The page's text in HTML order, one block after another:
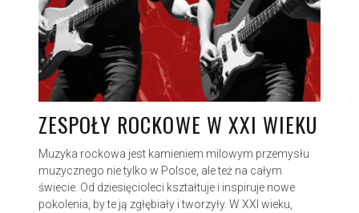
ZESPOŁY ROCKOWE W XXI WIEKU
Muzyka rockowa jest kamieniem milowym przemysłu
muzycznego nie tylko w Polsce, ale też na całym
świecie. Od dziesięcioleci kształtuje i inspiruje nowe
pokolenia, by te ją zgłębiały i tworzyły. W XXI wieku,